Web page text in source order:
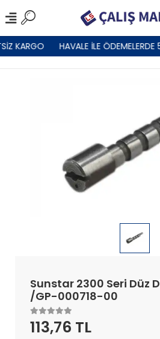
KARGO HAVALE İLE ÖDEMELERDE
Sunstar 2300 Seri Düz
/GP-000718-00
113,76 TL